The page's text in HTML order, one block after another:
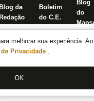
melhorar sua experiência.
Privacidade .
OK
Blog da
Redação
Boletim
do C.E.
Blog
do